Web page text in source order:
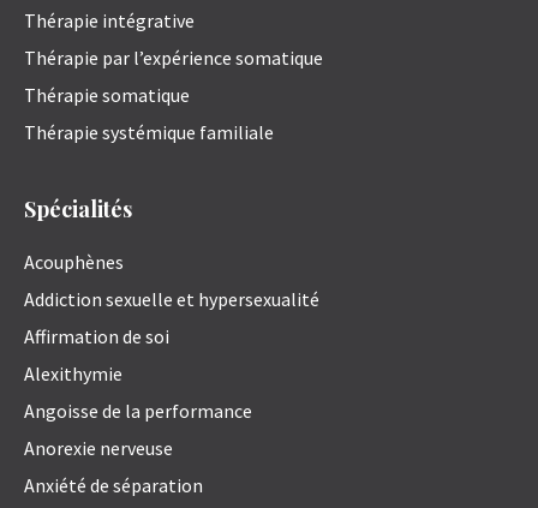
Thérapie intégrative
Thérapie par l’expérience somatique
Thérapie somatique
Thérapie systémique familiale
Spécialités
Acouphènes
Addiction sexuelle et hypersexualité
Affirmation de soi
Alexithymie
Angoisse de la performance
Anorexie nerveuse
Anxiété de séparation